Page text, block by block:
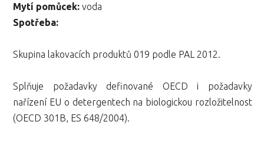
Mytí pomůcek: voda
Spotřeba:
Skupina lakovacích produktů 019 podle PAL 2012.
Splňuje požadavky definované OECD i požadavky
nařízení EU o detergentech na biologickou rozložitelnost
(OECD 301B, ES 648/2004).